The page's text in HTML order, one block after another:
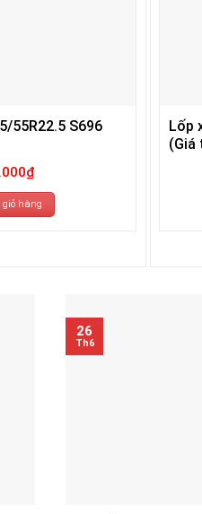
55R22.5 S696
₫
giỏ hàng
Lốp
(Giá
26
Th6